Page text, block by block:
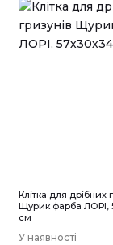
Клітка для дрібних
Щурик фарба ЛОРІ,
см
У наявності